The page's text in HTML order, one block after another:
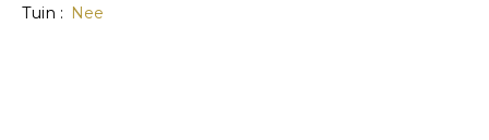
Tuin : Nee